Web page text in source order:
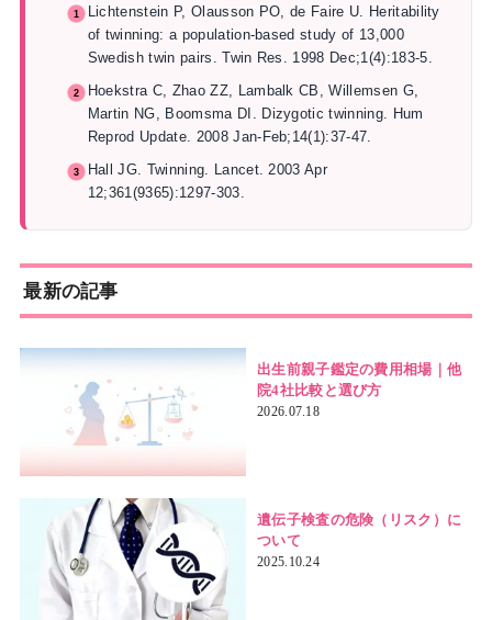
Lichtenstein P, Olausson PO, de Faire U. Heritability
of twinning: a population-based study of 13,000
Swedish twin pairs. Twin Res. 1998 Dec;1(4):183-5.
Hoekstra C, Zhao ZZ, Lambalk CB, Willemsen G,
Martin NG, Boomsma DI. Dizygotic twinning. Hum
Reprod Update. 2008 Jan-Feb;14(1):37-47.
Hall JG. Twinning. Lancet. 2003 Apr
12;361(9365):1297-303.
最新の記事
出生前親子鑑定の費用相場｜他
院4社比較と選び方
2026.07.18
遺伝子検査の危険（リスク）に
ついて
2025.10.24